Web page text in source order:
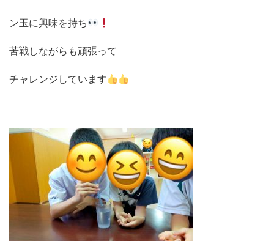
ン玉に興味を持ち
苦戦しながらも頑張って
チャレンジしています